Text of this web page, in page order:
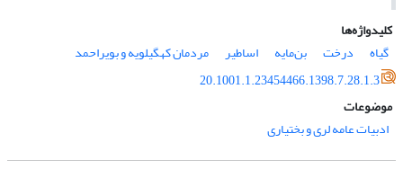
کلیدواژه‌ها
گیاه
درخت بن‌مایه اساطیر
مردمان کهگیلویه ‌و بویراحمد
20.1001.1.23454466.1398.7.28.1.3
موضوعات
ادبیات عامه لری و بختیاری